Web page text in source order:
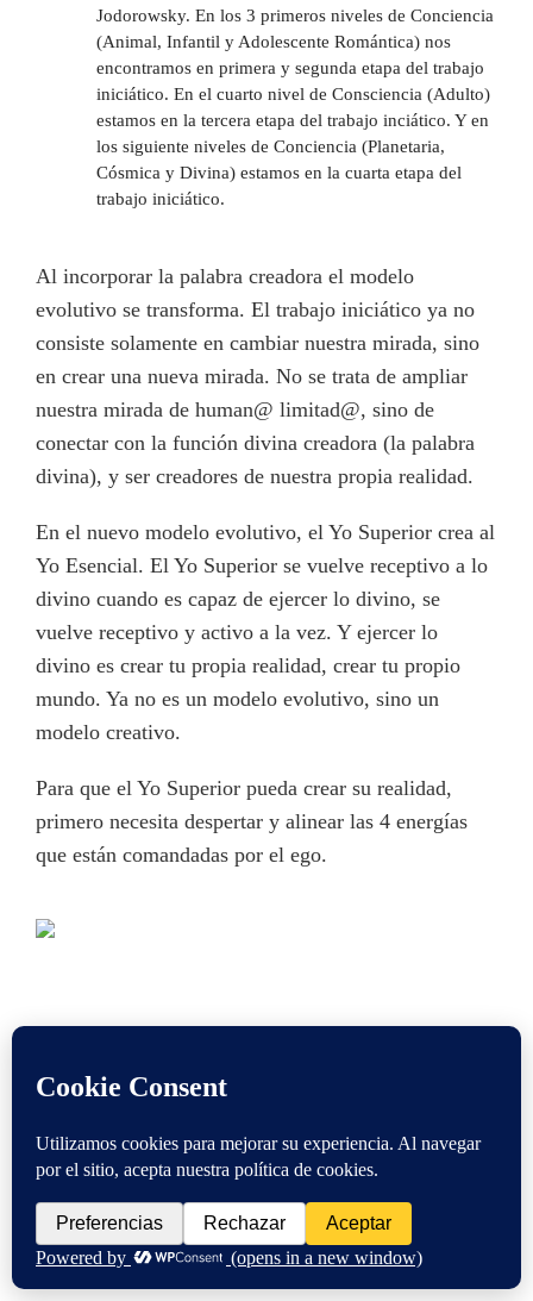
Jodorowsky. En los 3 primeros niveles de Conciencia
(Animal, Infantil y Adolescente Romántica) nos
encontramos en primera y segunda etapa del trabajo
iniciático. En el cuarto nivel de Consciencia (Adulto)
estamos en la tercera etapa del trabajo inciático. Y en
los siguiente niveles de Conciencia (Planetaria,
Cósmica y Divina) estamos en la cuarta etapa del
trabajo iniciático.
Al incorporar la palabra creadora el modelo
evolutivo se transforma. El trabajo iniciático ya no
consiste solamente en cambiar nuestra mirada, sino
en crear una nueva mirada. No se trata de ampliar
nuestra mirada de human@ limitad@, sino de
conectar con la función divina creadora (la palabra
divina), y ser creadores de nuestra propia realidad.
En el nuevo modelo evolutivo, el Yo Superior crea al
Yo Esencial. El Yo Superior se vuelve receptivo a lo
divino cuando es capaz de ejercer lo divino, se
vuelve receptivo y activo a la vez. Y ejercer lo
divino es crear tu propia realidad, crear tu propio
mundo. Ya no es un modelo evolutivo, sino un
modelo creativo.
Para que el Yo Superior pueda crear su realidad,
primero necesita despertar y alinear las 4 energías
que están comandadas por el ego.
Genealógico y la Psicomagia
PISTAS PARA DESCUBRIR AL EGO
El ego desde el tarot, el árbol genealógico y la
psicomagia
Jodorowsky no consiguió generar un mapa del ego